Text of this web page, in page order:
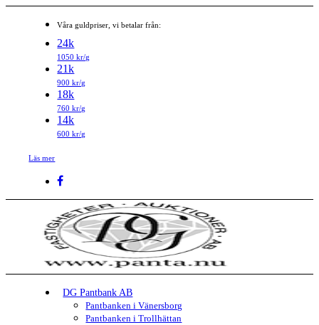
Våra guldpriser, vi betalar från:
24k
1050 kr/g
21k
900 kr/g
18k
760 kr/g
14k
600 kr/g
Läs mer
DG Pantbank AB
Pantbanken i Vänersborg
Pantbanken i Trollhättan